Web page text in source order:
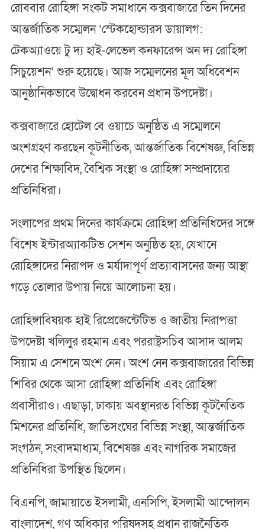
রোববার রোহিঙ্গা সংকট সমাধানে কক্সবাজারে তিন দিনের
আন্তর্জাতিক সম্মেলন ‘স্টেকহোল্ডারস ডায়ালগ:
টেকঅ্যাওয়ে টু দ্য হাই-লেভেল কনফারেন্স অন দ্য রোহিঙ্গা
সিচুয়েশন’ শুরু হয়েছে। আজ সম্মেলনের মূল অধিবেশন
আনুষ্ঠানিকভাবে উদ্বোধন করবেন প্রধান উপদেষ্টা।
কক্সবাজারে হোটেল বে ওয়াচে অনুষ্ঠিত এ সম্মেলনে
অংশগ্রহণ করছেন কূটনীতিক, আন্তর্জাতিক বিশেষজ্ঞ, বিভিন্ন
দেশের শিক্ষাবিদ, বৈশ্বিক সংস্থা ও রোহিঙ্গা সম্প্রদায়ের
প্রতিনিধিরা।
সংলাপের প্রথম দিনের কার্যক্রমে রোহিঙ্গা প্রতিনিধিদের সঙ্গে
বিশেষ ইন্টারঅ্যাকটিভ সেশন অনুষ্ঠিত হয়, যেখানে
রোহিঙ্গাদের নিরাপদ ও মর্যাদাপূর্ণ প্রত্যাবাসনের জন্য আস্থা
গড়ে তোলার উপায় নিয়ে আলোচনা হয়।
রোহিঙ্গাবিষয়ক হাই রিপ্রেজেন্টেটিভ ও জাতীয় নিরাপত্তা
উপদেষ্টা খলিলুর রহমান এবং পররাষ্ট্রসচিব আসাদ আলম
সিয়াম এ সেশনে অংশ নেন। অংশ নেন কক্সবাজারের বিভিন্ন
শিবির থেকে আসা রোহিঙ্গা প্রতিনিধি এবং রোহিঙ্গা
প্রবাসীরাও। এছাড়া, ঢাকায় অবস্থানরত বিভিন্ন কূটনৈতিক
মিশনের প্রতিনিধি, জাতিসংঘের বিভিন্ন সংস্থা, আন্তর্জাতিক
সংগঠন, সংবাদমাধ্যম, বিশেষজ্ঞ এবং নাগরিক সমাজের
প্রতিনিধিরা উপস্থিত ছিলেন।
বিএনপি, জামায়াতে ইসলামী, এনসিপি, ইসলামী আন্দোলন
বাংলাদেশ, গণ অধিকার পরিষদসহ প্রধান রাজনৈতিক